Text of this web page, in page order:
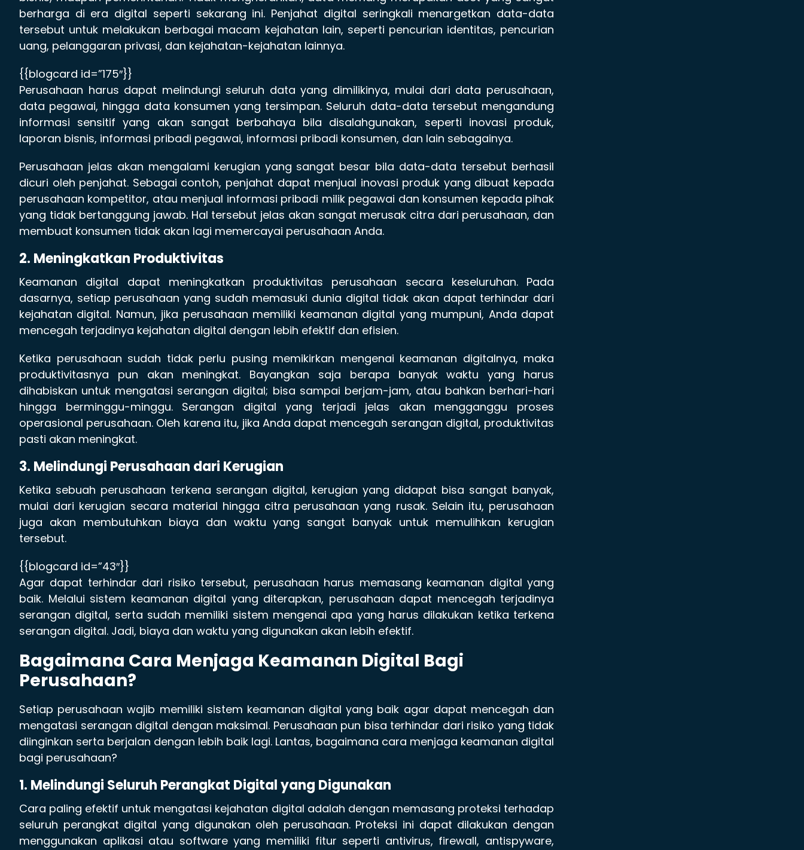
berharga di era digital seperti sekarang ini. Penjahat digital seringkali menargetkan data-data
tersebut untuk melakukan berbagai macam kejahatan lain, seperti pencurian identitas, pencurian
uang, pelanggaran privasi, dan kejahatan-kejahatan lainnya.
{{blogcard id=”175″}}
Perusahaan harus dapat melindungi seluruh data yang dimilikinya, mulai dari data perusahaan,
data pegawai, hingga data konsumen yang tersimpan. Seluruh data-data tersebut mengandung
informasi sensitif yang akan sangat berbahaya bila disalahgunakan, seperti inovasi produk,
laporan bisnis, informasi pribadi pegawai, informasi pribadi konsumen, dan lain sebagainya.
Perusahaan jelas akan mengalami kerugian yang sangat besar bila data-data tersebut berhasil
dicuri oleh penjahat. Sebagai contoh, penjahat dapat menjual inovasi produk yang dibuat kepada
perusahaan kompetitor, atau menjual informasi pribadi milik pegawai dan konsumen kepada pihak
yang tidak bertanggung jawab. Hal tersebut jelas akan sangat merusak citra dari perusahaan, dan
membuat konsumen tidak akan lagi memercayai perusahaan Anda.
2. Meningkatkan Produktivitas
Keamanan digital dapat meningkatkan produktivitas perusahaan secara keseluruhan. Pada
dasarnya, setiap perusahaan yang sudah memasuki dunia digital tidak akan dapat terhindar dari
kejahatan digital. Namun, jika perusahaan memiliki keamanan digital yang mumpuni, Anda dapat
mencegah terjadinya kejahatan digital dengan lebih efektif dan efisien.
Ketika perusahaan sudah tidak perlu pusing memikirkan mengenai keamanan digitalnya, maka
produktivitasnya pun akan meningkat. Bayangkan saja berapa banyak waktu yang harus
dihabiskan untuk mengatasi serangan digital; bisa sampai berjam-jam, atau bahkan berhari-hari
hingga berminggu-minggu. Serangan digital yang terjadi jelas akan mengganggu proses
operasional perusahaan. Oleh karena itu, jika Anda dapat mencegah serangan digital, produktivitas
pasti akan meningkat.
3. Melindungi Perusahaan dari Kerugian
Ketika sebuah perusahaan terkena serangan digital, kerugian yang didapat bisa sangat banyak,
mulai dari kerugian secara material hingga citra perusahaan yang rusak. Selain itu, perusahaan
juga akan membutuhkan biaya dan waktu yang sangat banyak untuk memulihkan kerugian
tersebut.
{{blogcard id=”43″}}
Agar dapat terhindar dari risiko tersebut, perusahaan harus memasang keamanan digital yang
baik. Melalui sistem keamanan digital yang diterapkan, perusahaan dapat mencegah terjadinya
serangan digital, serta sudah memiliki sistem mengenai apa yang harus dilakukan ketika terkena
serangan digital. Jadi, biaya dan waktu yang digunakan akan lebih efektif.
Bagaimana Cara Menjaga Keamanan Digital Bagi
Perusahaan?
Setiap perusahaan wajib memiliki sistem keamanan digital yang baik agar dapat mencegah dan
mengatasi serangan digital dengan maksimal. Perusahaan pun bisa terhindar dari risiko yang tidak
diinginkan serta berjalan dengan lebih baik lagi. Lantas, bagaimana cara menjaga keamanan digital
bagi perusahaan?
1. Melindungi Seluruh Perangkat Digital yang Digunakan
Cara paling efektif untuk mengatasi kejahatan digital adalah dengan memasang proteksi terhadap
seluruh perangkat digital yang digunakan oleh perusahaan. Proteksi ini dapat dilakukan dengan
menggunakan aplikasi atau software yang memiliki fitur seperti antivirus, firewall, antispyware,